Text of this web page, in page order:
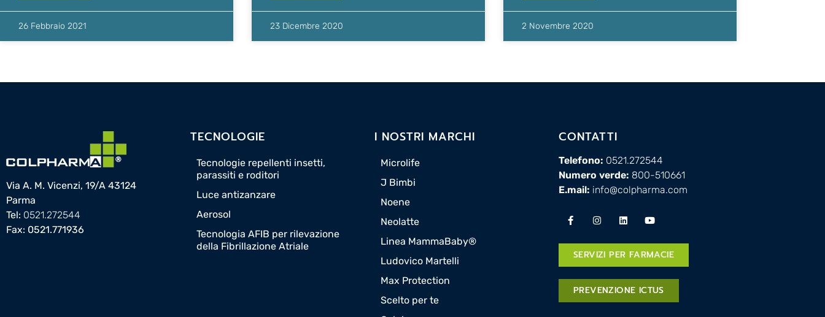
26 Febbraio 2021 23 Dicembre 2020 2 Novembre 2020
Via A. M. Vicenzi, 19/A 43124
Parma
Tel: 0521.272544
Fax: 0521.771936
TECNOLOGIE
Tecnologie repellenti insetti,
parassiti e roditori
Luce antizanzare
Aerosol
Tecnologia AFIB per rilevazione
della Fibrillazione Atriale
I NOSTRI MARCHI
Microlife
J Bimbi
Noene
Neolatte
Linea MammaBaby®
Ludovico Martelli
Max Protection
Scelto per te
CONTATTI
Telefono: 0521.272544
Numero verde: 800-510661
E.mail: info@colpharma.com
SERVIZI PER FARMACIE
PREVENZIONE ICTUS